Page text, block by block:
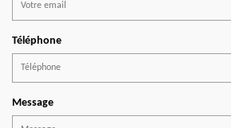
Téléphone
Message